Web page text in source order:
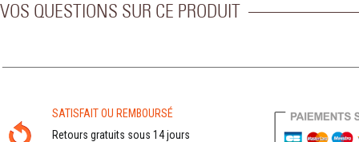
VOS QUESTIONS SUR CE PRODUIT
SATISFAIT OU REMBOURSÉ
Retours gratuits sous 14 jours